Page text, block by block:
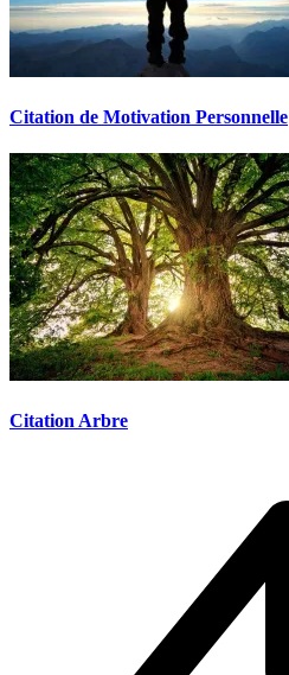
Citation de Motivation Personnelle
Citation Arbre